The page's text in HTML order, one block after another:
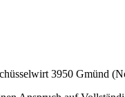
3950 Gmünd